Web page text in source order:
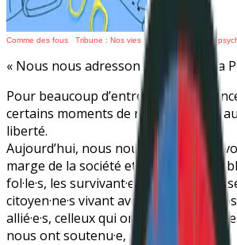
Comme des fous · Tribune : Nos vies valent plus que leur
« Nous nous adressons à Madame la
Pour beaucoup d’entre nous,
certains moments de notre vie nous
liberté.
Aujourd’hui, nous nous adressons à
marge de la société et du discours
fol·le·s, les survivant·e·s, les
citoyen·ne·s vivant avec un handicap
allié·e·s, celleux qui ont partagé nos
nous ont soutenu·e, …